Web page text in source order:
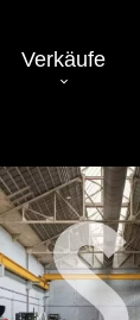
Verkäufe